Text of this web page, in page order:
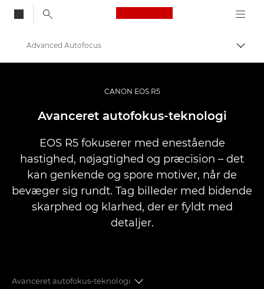
Canon Logo, back
Skift
EOS R5
Advanced Autofocus
CANON EOS R5
Avanceret autofokus-teknologi
EOS R5 fokuserer med enestående
hastighed, nøjagtighed og præcision – det
kan genkende og spore motiver, når de
bevæger sig rundt. Tag billeder med bidende
skarphed og klarhed, der er fyldt med
detaljer.
Avanceret autofokus-teknologi